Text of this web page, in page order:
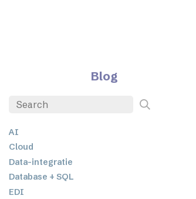
Blog
AI
Cloud
Data-integratie
Database + SQL
EDI